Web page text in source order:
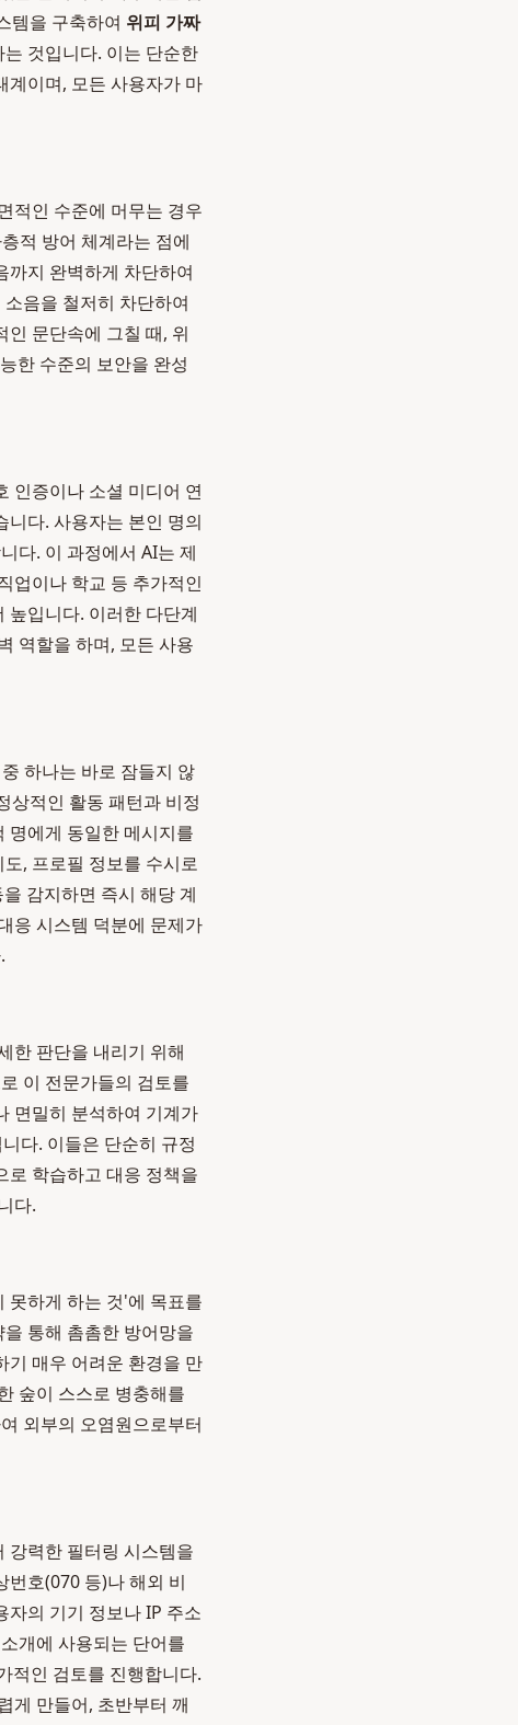
템을 구축하여 위피 가짜
것입니다. 이는 단순한
계이며, 모든 사용자가 마
적인 수준에 머무는 경우
적 방어 체계라는 점에
까지 완벽하게 차단하여
음을 철저히 차단하여
문단속에 그칠 때, 위
한 수준의 보안을 완성
인증이나 소셜 미디어 연
니다. 사용자는 본인 명의
다. 이 과정에서 AI는 제
업이나 학교 등 추가적인
높입니다. 이러한 다단계
역할을 하며, 모든 사용
하나는 바로 잠들지 않
상적인 활동 패턴과 비정
명에게 동일한 메시지를
, 프로필 정보를 수시로
감지하면 즉시 해당 계
응 시스템 덕분에 문제가
한 판단을 내리기 위해
이 전문가들의 검토를
면밀히 분석하여 기계가
다. 이들은 단순히 규정
로 학습하고 대응 정책을
다.
못하게 하는 것'에 목표를
통해 촘촘한 방어망을
기 매우 어려운 환경을 만
숲이 스스로 병충해를
외부의 오염원으로부터
강력한 필터링 시스템을
번호(070 등)나 해외 비
자의 기기 정보나 IP 주소
개에 사용되는 단어를
적인 검토를 진행합니다.
게 만들어, 초반부터 깨